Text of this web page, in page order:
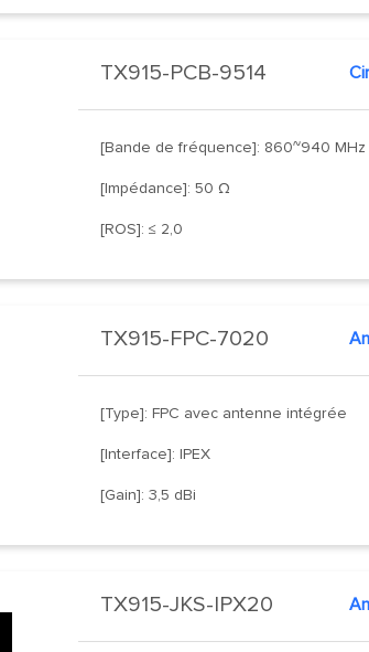
TX915-PCB-9514
[Bande de fréquence]: 860~940 MHz
[Impédance]: 50 Ω
[ROS]: ≤ 2,0
TX915-FPC-7020
[Type]: FPC avec antenne intégrée
[Interface]: IPEX
[Gain]: 3,5 dBi
TX915-JKS-IPX20